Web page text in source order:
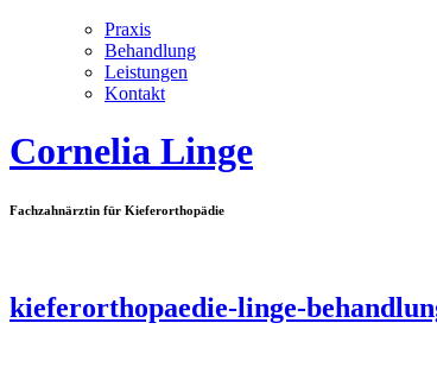
Praxis
Behandlung
Leistungen
Kontakt
Cornelia Linge
Fachzahnärztin für Kieferorthopädie
kieferorthopaedie-linge-